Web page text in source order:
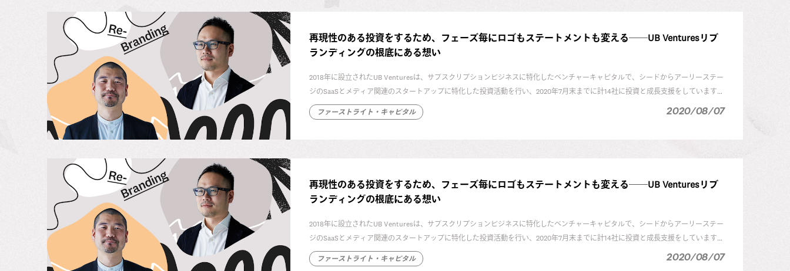
再現性のある投資をするため、フェーズ毎にロゴもステートメントも変える──UB Venturesリブ
ランディングの根底にある想い
2018年に設立されたUB Venturesは、サブスクリプションビジネスに特化したベンチャーキャピタルで、シードからアーリーステー
ジのSaaSとメディア関連のスタートアップに特化した投資活動を行い、2020年7月末までに計14社に投資と成長支援をしています。
UB Venturesは2020年4月にブランドリニューアルを行いました。なぜリブランディングを実施したのか、その狙いや内容につい
ファーストライト・キャピタル 2020/08/07
再現性のある投資をするため、フェーズ毎にロゴもステートメントも変える──UB Venturesリブ
ランディングの根底にある想い
2018年に設立されたUB Venturesは、サブスクリプションビジネスに特化したベンチャーキャピタルで、シードからアーリーステー
ジのSaaSとメディア関連のスタートアップに特化した投資活動を行い、2020年7月末までに計14社に投資と成長支援をしています。
UB Venturesは2020年4月にブランドリニューアルを行いました。なぜリブランディングを実施したのか、その狙いや内容につい
ファーストライト・キャピタル 2020/08/07